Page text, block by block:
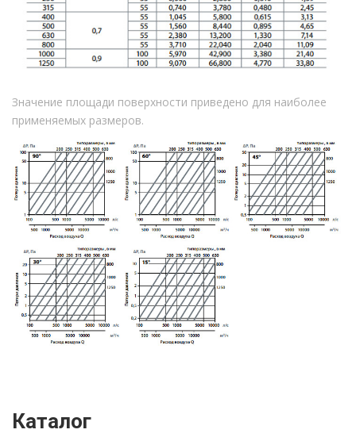
Значение площади поверхности приведено для наиболее
применяемых размеров.
Каталог